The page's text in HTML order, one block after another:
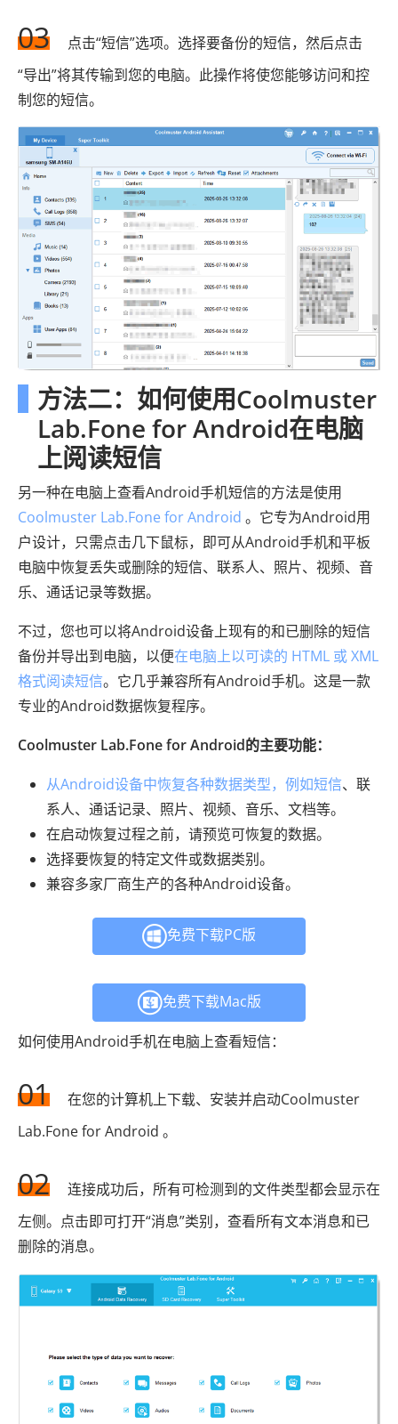
03
点击“短信”选项。选择要备份的短信，然后点击
“导出”将其传输到您的电脑。此操作将使您能够访问和控
制您的短信。
方法二：如何使用Coolmuster
Lab.Fone for Android在电脑
上阅读短信
另一种在电脑上查看Android手机短信的方法是使用
Coolmuster Lab.Fone for Android 。它专为Android用
户设计，只需点击几下鼠标，即可从Android手机和平板
电脑中恢复丢失或删除的短信、联系人、照片、视频、音
乐、通话记录等数据。
不过，您也可以将Android设备上现有的和已删除的短信
备份并导出到电脑，以便在电脑上以可读的 HTML 或 XML
格式阅读短信。它几乎兼容所有Android手机。这是一款
专业的Android数据恢复程序。
Coolmuster Lab.Fone for Android的主要功能：
从Android设备中恢复各种数据类型，例如短信、联
系人、通话记录、照片、视频、音乐、文档等。
在启动恢复过程之前，请预览可恢复的数据。
选择要恢复的特定文件或数据类别。
兼容多家厂商生产的各种Android设备。
免费下载PC版
免费下载Mac版
如何使用Android手机在电脑上查看短信：
01
在您的计算机上下载、安装并启动Coolmuster
Lab.Fone for Android 。
02
连接成功后，所有可检测到的文件类型都会显示在
左侧。点击即可打开“消息”类别，查看所有文本消息和已
删除的消息。